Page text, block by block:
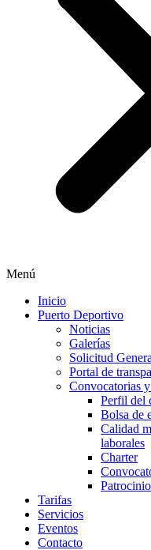
Menú
Inicio
Puerto Deportivo
Noticias
Galerías
Solicitud
Portal de
Convocatorias
Perfil del
Bolsa de
Calidad
laborales
Charter
Tarifas
Servicios
Eventos
Contacto